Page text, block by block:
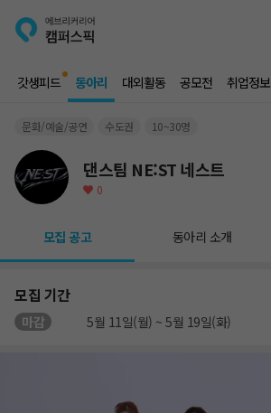
갓생피드 동아리 대외활동 공모전 취업정보
문화/예술/공연 수도권 10~30명
댄스팀 NE:ST 네스트
0
모집 공고 동아리 소개
모집 기간
마감 5월 11일(월) ~ 5월 19일(화)